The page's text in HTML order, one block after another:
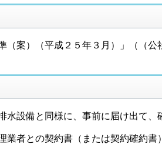
案）（平成２５年３月）」（（
設備と同様に、事前に届け出て、
者との契約書（または契約確約書